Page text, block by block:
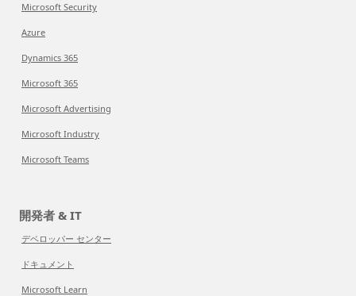
Microsoft Security
Azure
Dynamics 365
Microsoft 365
Microsoft Advertising
Microsoft Industry
Microsoft Teams
開発者 & IT
デベロッパー センター
ドキュメント
Microsoft Learn